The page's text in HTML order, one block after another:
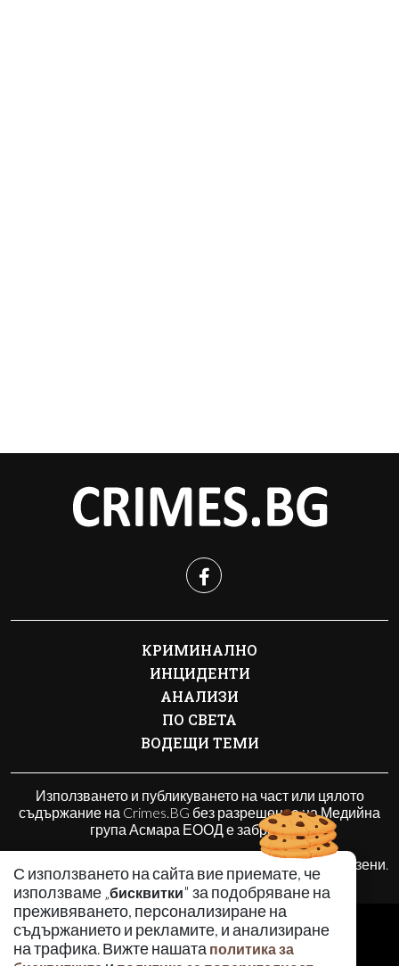
С използването на сайта вие приемате, че
използваме „бисквитки" за подобряване на
преживяването, персонализиране на
съдържанието и рекламите, и анализиране
на трафика. Вижте нашата политика за
КРИМИНАЛНО
ИНЦИДЕНТИ
АНАЛИЗИ
ПО СВЕТА
ВОДЕЩИ ТЕМИ
Използването и публикуването на част или цялото
съдържание на Crimes.BG без разрешение на Медийна
група Асмара ЕООД е забранено.
© 2010 - 2026 | Crimes.BG. Всички права запазени.
РЕКЛАМА
КОНТАКТИ